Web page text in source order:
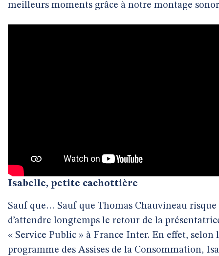
meilleurs moments grâce à notre montage
Isabelle, petite cachottière
Sauf que… Sauf que Thomas Chauvineau risque
d’attendre longtemps le retour de la
« Service Public » à France Inter. En effet, selon
programme des Assises de la Consommation,